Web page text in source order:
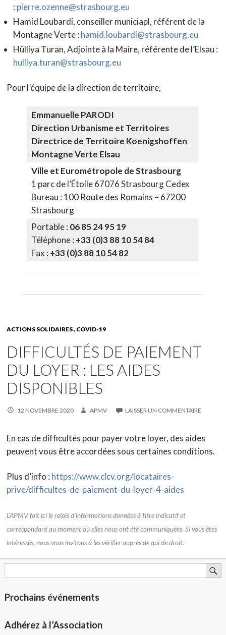
: pierre.ozenne@strasbourg.eu
Hamid Loubardi, conseiller municiapl, référent de la
Montagne Verte : hamid.loubardi@strasbourg.eu
Hülliya Turan, Adjointe à la Maire, référente de l’Elsau :
hulliya.turan@strasbourg.eu
Pour l’équipe de la direction de territoire,
Emmanuelle PARODI
Direction Urbanisme et Territoires
Directrice de Territoire Koenigshoffen
Montagne Verte Elsau
Ville et Eurométropole de Strasbourg
1 parc de l’Étoile 67076 Strasbourg Cedex
Bureau : 100 Route des Romains – 67200
Strasbourg
Portable : 06 85 24 95 19
Téléphone : +33 (0)3 88 10 54 84
Fax : +33 (0)3 88 10 54 82
ACTIONS SOLIDAIRES COVID-19
DIFFICULTÉS DE PAIEMENT
DU LOYER : LES AIDES
DISPONIBLES
12 NOVEMBRE 2020 APMV LAISSER UN COMMENTAIRE
En cas de difficultés pour payer votre loyer, des aides
peuvent vous être accordées sous certaines conditions.
Plus d’info : https://www.clcv.org/locataires-
prive/difficultes-de-paiement-du-loyer-4-aides
L’APMV fait ici le relais d’informations données à titre indicatif et
correspondant au moment où elles nous ont été communiquées. Si vous êtes
intéressés, nous vous invitons à les vérifier auprès de qui de droit.
Prochains événements
Adhérez à l’Association